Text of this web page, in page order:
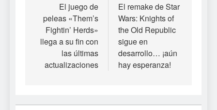
entradas
El juego de
peleas «Them’s
Fightin’ Herds»
llega a su fin con
las últimas
actualizaciones
El remake de Star
Wars: Knights of
the Old Republic
sigue en
desarrollo… ¡aún
hay esperanza!